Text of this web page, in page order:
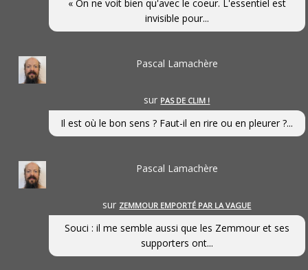
« On ne voit bien qu'avec le coeur. L'essentiel est
invisible pour...
Pascal Lamachère
sur PAS DE CLIM !
Il est où le bon sens ? Faut-il en rire ou en pleurer ?...
Pascal Lamachère
sur ZEMMOUR EMPORTÉ PAR LA VAGUE
Souci : il me semble aussi que les Zemmour et ses
supporters ont...